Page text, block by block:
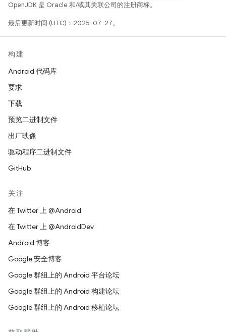
OpenJDK 是 Oracle 和/或其关联公司的注册商标。
最后更新时间 (UTC)：2025-07-27。
构建
Android 代码库
要求
下载
预览二进制文件
出厂映像
驱动程序二进制文件
GitHub
关注
在 Twitter 上 @Android
在 Twitter 上 @AndroidDev
Android 博客
Google 安全博客
Google 群组上的 Android 平台论坛
Google 群组上的 Android 构建论坛
Google 群组上的 Android 移植论坛